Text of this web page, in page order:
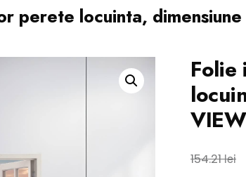
perete locuinta,
154.21lei